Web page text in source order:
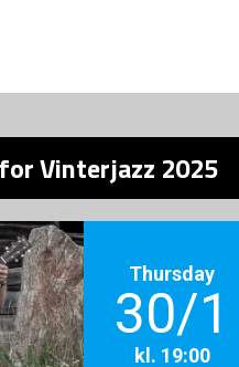
Vinterjazz 2025
Thursday
30/1
kl. 19:00